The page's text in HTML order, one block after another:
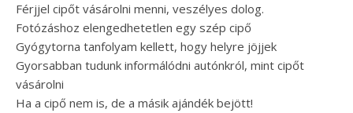
Férjjel cipőt vásárolni menni, veszélyes dolog.
Fotózáshoz elengedhetetlen egy szép cipő
Gyógytorna tanfolyam kellett, hogy helyre jöjjek
Gyorsabban tudunk informálódni autónkról, mint cipőt
vásárolni
Ha a cipő nem is, de a másik ajándék bejött!